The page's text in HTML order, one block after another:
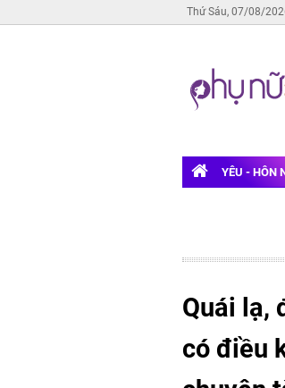
Thứ Sáu, 07/08/
YÊU - HÔN
Quái lạ,
có điều